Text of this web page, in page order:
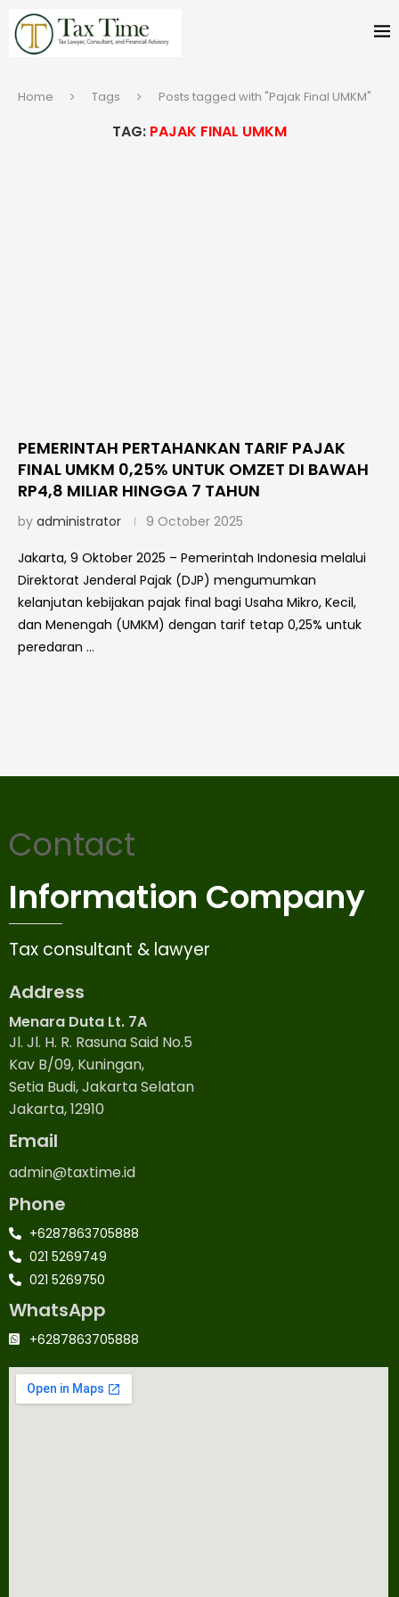
Home Tags Posts tagged with "Pajak Final UMKM"
TAG: PAJAK FINAL UMKM
PEMERINTAH PERTAHANKAN TARIF PAJAK
FINAL UMKM 0,25% UNTUK OMZET DI BAWAH
RP4,8 MILIAR HINGGA 7 TAHUN
by administrator 9 October 2025
Jakarta, 9 Oktober 2025 – Pemerintah Indonesia melalui
Direktorat Jenderal Pajak (DJP) mengumumkan
kelanjutan kebijakan pajak final bagi Usaha Mikro, Kecil,
dan Menengah (UMKM) dengan tarif tetap 0,25% untuk
peredaran …
Contact
Information Company
Tax consultant & lawyer
Address
Menara Duta Lt. 7A
Jl. Jl. H. R. Rasuna Said No.5
Kav B/09, Kuningan,
Setia Budi, Jakarta Selatan
Jakarta, 12910
Email
admin@taxtime.id
Phone
+6287863705888
021 5269749
021 5269750
WhatsApp
+6287863705888